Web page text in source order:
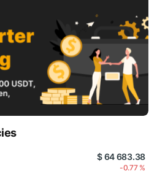
$ 64 683.38
-0.77 %